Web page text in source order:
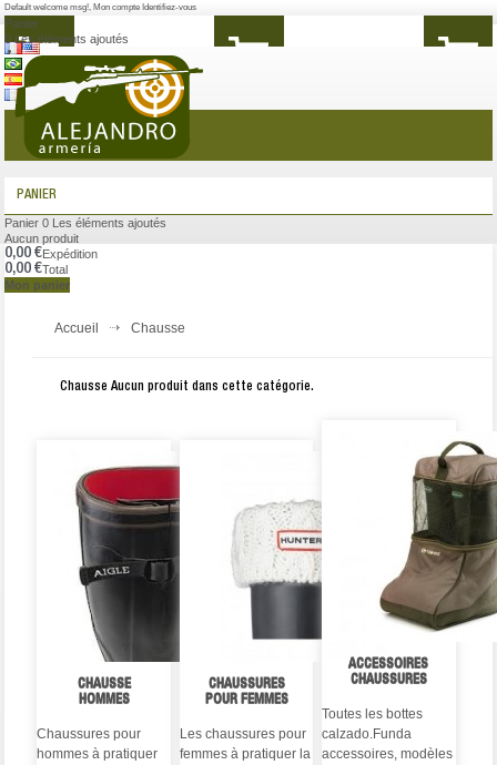
Default welcome msg!, Mon compte Identifiez-vous
Panier
0 Les éléments ajoutés
MENU
PANIER
Panier 0 Les éléments ajoutés
Aucun produit
0,00 €Expédition
0,00 €Total
Mon panier
Accueil Chausse
ChausseAucun produit dans cette catégorie.
CHAUSSE
HOMMES
Chaussures pour
hommes à pratiquer
CHAUSSURES
POUR FEMMES
Les chaussures pour
femmes à pratiquer la
ACCESSOIRES
CHAUSSURES
Toutes les bottes
calzado.Funda
accessoires, modèles